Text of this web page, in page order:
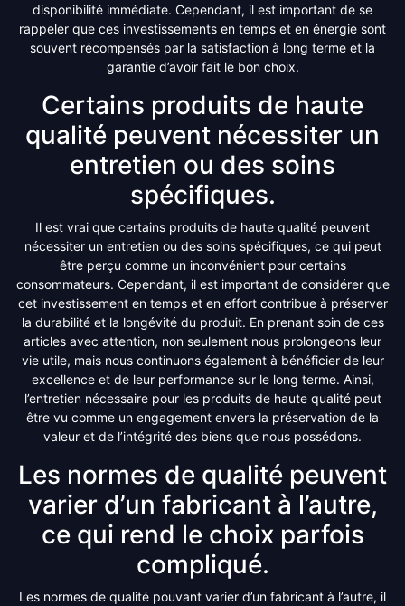
disponibilité immédiate. Cependant, il est important de se
rappeler que ces investissements en temps et en énergie sont
souvent récompensés par la satisfaction à long terme et la
garantie d’avoir fait le bon choix.
Certains produits de haute
qualité peuvent nécessiter un
entretien ou des soins
spécifiques.
Il est vrai que certains produits de haute qualité peuvent
nécessiter un entretien ou des soins spécifiques, ce qui peut
être perçu comme un inconvénient pour certains
consommateurs. Cependant, il est important de considérer que
cet investissement en temps et en effort contribue à préserver
la durabilité et la longévité du produit. En prenant soin de ces
articles avec attention, non seulement nous prolongeons leur
vie utile, mais nous continuons également à bénéficier de leur
excellence et de leur performance sur le long terme. Ainsi,
l’entretien nécessaire pour les produits de haute qualité peut
être vu comme un engagement envers la préservation de la
valeur et de l’intégrité des biens que nous possédons.
Les normes de qualité peuvent
varier d’un fabricant à l’autre,
ce qui rend le choix parfois
compliqué.
Les normes de qualité pouvant varier d’un fabricant à l’autre, il